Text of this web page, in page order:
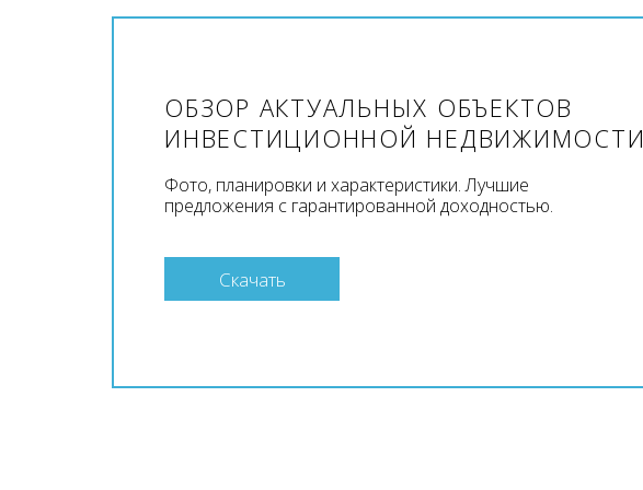
ОБЗОР АКТУАЛЬНЫХ ОБЪЕКТОВ
ИНВЕСТИЦИОННОЙ НЕДВИЖИМОСТИ
Фото, планировки и характеристики. Лучшие
предложения с гарантированной доходностью.
Скачать